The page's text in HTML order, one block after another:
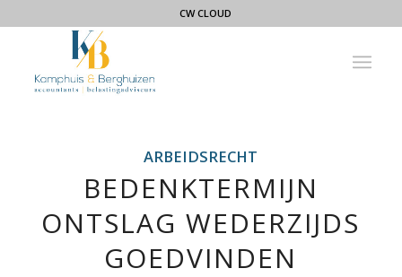
CW CLOUD
ARBEIDSRECHT
BEDENKTERMIJN
ONTSLAG WEDERZIJDS
GOEDVINDEN